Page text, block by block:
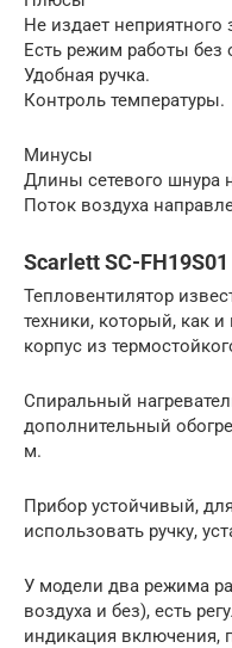
Не издает неприятного
Есть режим работы без
Удобная ручка.
Контроль температуры.
Минусы
Длины сетевого шнура
Поток воздуха
Scarlett SC-FH19S01
Тепловентилятор
техники, который, как
корпус из
Спиральный
дополнительный
м.
Прибор устойчивый,
использовать ручку,
У модели два режима
воздуха и без), есть
индикация включения,